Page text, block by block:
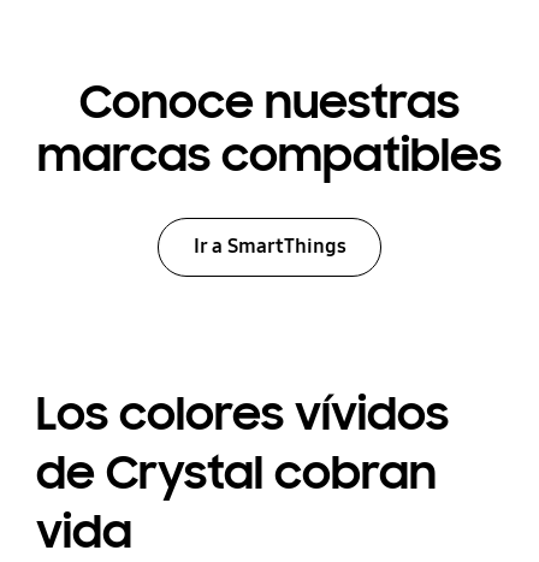
Conoce nuestras
marcas compatibles
Ir a SmartThings
Los colores vívidos
de Crystal cobran
vida